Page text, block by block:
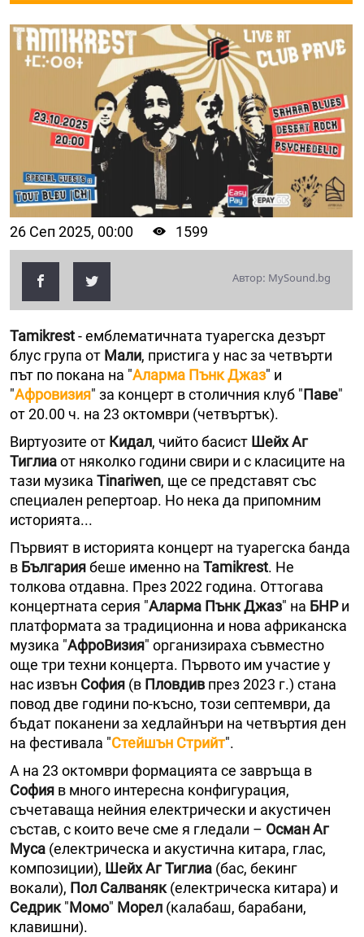
26 Сеп 2025, 00:00 1599
Автор: MySound.bg
Tamikrest- емблематичната туарегска дезърт
блус група от Мали, пристига у нас за четвърти
път по покана на "Аларма Пънк Джаз" и
"Афровизия" за концерт в столичния клуб "Паве"
от 20.00 ч. на 23 октомври (четвъртък).
Виртуозите от Кидал, чийто басист Шейх Аг
Тиглиаот няколко години свири и с класиците на
тази музика Tinariwen, ще се представят със
специален репертоар. Но нека да припомним
историята...
Първият в историята концерт на туарегска банда
в Българиябеше именно на Tamikrest. Не
толкова отдавна. През 2022 година. Оттогава
концертната серия "Аларма Пънк Джаз" на БНРи
платформата за традиционна и нова африканска
музика "АфроВизия" организираха съвместно
още три техни концерта. Първото им участие у
нас извън София (в Пловдив през 2023 г.) стана
повод две години по-късно, този септември, да
бъдат поканени за хедлайнъри на четвъртия ден
на фестивала "Стейшън Стрийт".
А на 23 октомври формацията се завръща в
София в много интересна конфигурация,
съчетаваща нейния електрически и акустичен
състав, с които вече сме я гледали – Осман Аг
Муса (електрическа и акустична китара, глас,
композиции), Шейх Аг Тиглиа (бас, бекинг
вокали), Пол Салваняк(електрическа китара) и
Седрик"Момо" Морел (калабаш, барабани,
клавишни).